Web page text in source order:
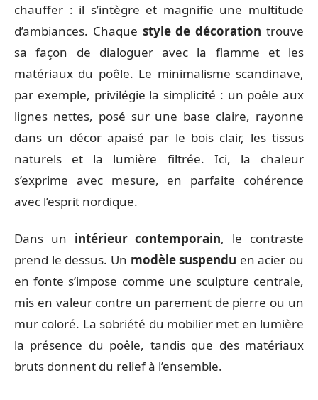
chauffer : il s’intègre et magnifie une multitude
d’ambiances. Chaque style de décoration trouve
sa façon de dialoguer avec la flamme et les
matériaux du poêle. Le minimalisme scandinave,
par exemple, privilégie la simplicité : un poêle aux
lignes nettes, posé sur une base claire, rayonne
dans un décor apaisé par le bois clair, les tissus
naturels et la lumière filtrée. Ici, la chaleur
s’exprime avec mesure, en parfaite cohérence
avec l’esprit nordique.
Dans un intérieur contemporain, le contraste
prend le dessus. Un modèle suspendu en acier ou
en fonte s’impose comme une sculpture centrale,
mis en valeur contre un parement de pierre ou un
mur coloré. La sobriété du mobilier met en lumière
la présence du poêle, tandis que des matériaux
bruts donnent du relief à l’ensemble.